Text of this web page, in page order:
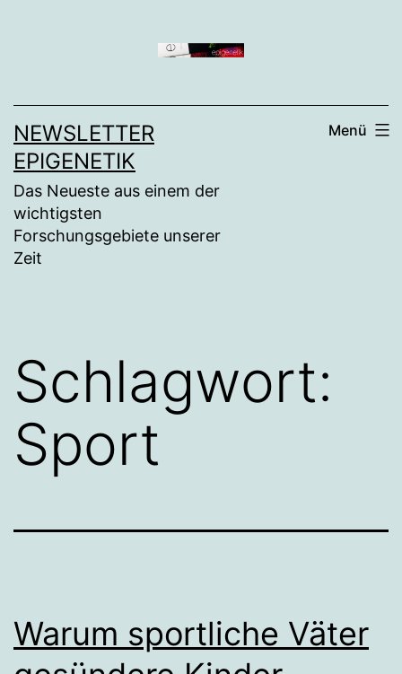
NEWSLETTER
EPIGENETIK
Das Neueste aus einem der
wichtigsten
Forschungsgebiete unserer
Zeit
Menü
Schlagwort:
Sport
Warum sportliche Väter